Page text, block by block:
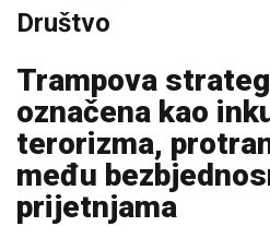
Društvo
Trampova
označena kao
terorizma,
među
prijetnjama